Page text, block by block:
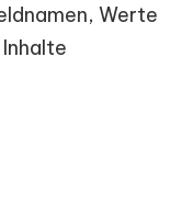
Werte